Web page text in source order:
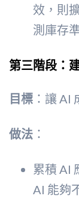
效，則
測庫存
第三階段：
目標 ：讓 AI
做法 ：
累積 AI
AI 能夠